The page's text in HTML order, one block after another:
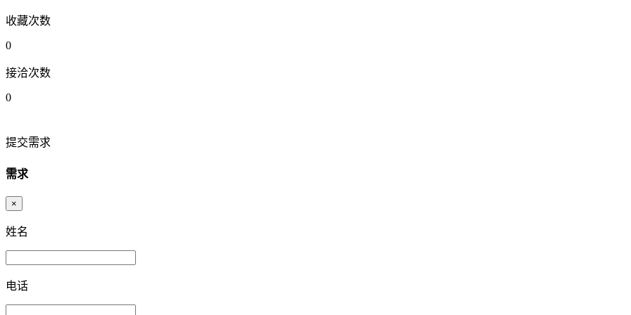
收藏次数
0
接洽次数
0
提交需求
需求
×
姓名
电话